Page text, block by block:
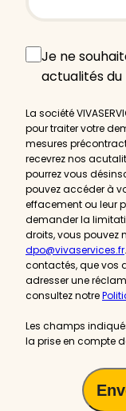
Offres
Je ne
actualités du
La société
pour traiter votre
mesures
recevrez nos
pourrez vous
pouvez accéder à
effacement ou leur
demander la
droits, vous pouvez
dpo@vivaservices.fr
contactés, que vos
adresser une
consultez notre
Les champs
la prise en compte